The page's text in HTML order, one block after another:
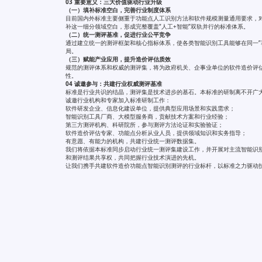
03 重要意义：三大价值驱动行业升级
（一）填补标准空白，完善行业制度体系
目前国内外标准主要侧重于功能点人工识别方法和软件规模测量通用要求
补这一细分领域空白，形成完整覆盖”人工+智能”双轨并行的标准体系。
（二）统一测评基准，促进行业公平竞争
通过建立统一的测评框架和核心指标体系，使各类智能识别工具能够在同
局。
（三）赋能产业应用，提升造价评估质效
规范的测评体系和权威的测评集，将为政府机关、企事业单位的软件造价
性。
04 诚邀参与：共建行业权威测评基准
标准是行业共识的结晶，测评集是技术进步的基石。本标准的研制离不开
诚邀行业机构和专家加入标准研制工作：
软件研发企业、信息化建设单位，提供典型应用场景和实践需求；
智能识别工具厂商、大模型服务商，贡献技术方案和行业经验；
第三方测评机构、科研院所，参与测评方法论证和实验验证；
软件造价评估专家、功能点分析从业人员，提供领域知识和实务指导；
有意愿、有能力的机构，共建行业统一测评数据集。
我们将依据本标准同步启动行业统一测评集建设工作，并开展对主流智能
和测评结果共享权，共同把握行业技术演进的先机。
让我们携手共建软件造价功能点智能识别测评的行业标杆，以标准之力驱动